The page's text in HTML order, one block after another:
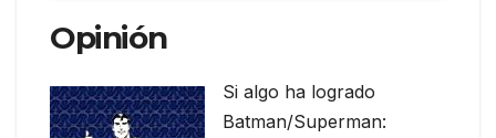
Opinión
Si algo ha logrado
Batman/Superman: